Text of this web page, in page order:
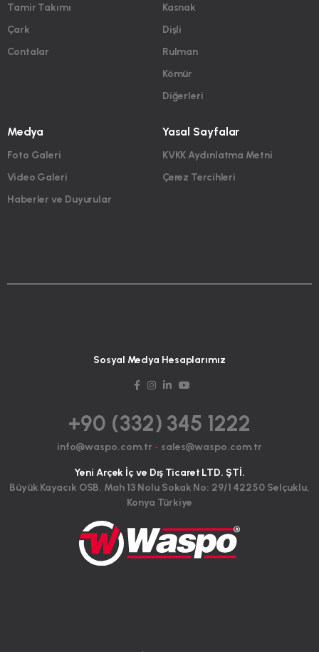
Tamir Takımı
Çark
Contalar
Kasnak
Dişli
Rulman
Kömür
Diğerleri
Medya
Foto Galeri
Video Galeri
Haberler ve Duyurular
Yasal Sayfalar
KVKK Aydınlatma Metni
Çerez Tercihleri
Sosyal Medya Hesaplarımız
+90 (332) 345 1222
info@waspo.com.tr - sales@waspo.com.tr
Yeni Arçek İç ve Dış Ticaret LTD. ŞTİ.
Büyük Kayacık OSB. Mah 13 Nolu Sokak No: 29/1 42250 Selçuklu,
Konya Türkiye